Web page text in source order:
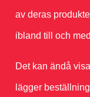
av deras
ibland till och
Det kan ändå
lägger